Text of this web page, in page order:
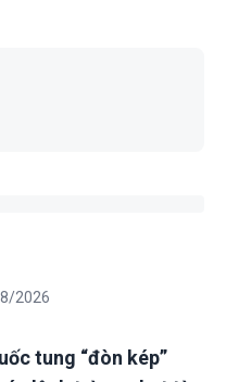
2026
tung “đòn kép”